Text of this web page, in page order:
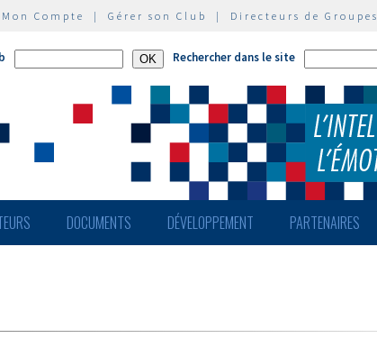
Mon Compte | Gérer son Club | Directeurs de Groupes
Rechercher dans le site
DOCUMENTS DÉVELOPPEMENT PARTENAIRES